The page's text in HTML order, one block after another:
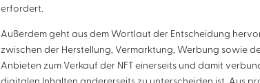
erfordert.
Außerdem geht aus dem Wortlaut der Entscheidung
zwischen der Herstellung, Vermarktung, Werbung sowie
Anbieten zum Verkauf der NFT einerseits und damit